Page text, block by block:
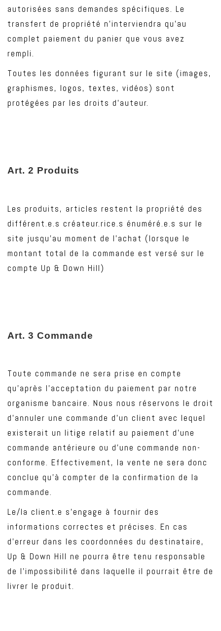
autorisées sans demandes spécifiques. Le
transfert de propriété n’interviendra qu’au
complet paiement du panier que vous avez
rempli.
Toutes les données figurant sur le site (images,
graphismes, logos, textes, vidéos) sont
protégées par les droits d’auteur.
Art. 2 Produits
Les produits, articles restent la propriété des
différent.e.s créateur.rice.s énuméré.e.s sur le
site jusqu’au moment de l’achat (lorsque le
montant total de la commande est versé sur le
compte Up & Down Hill)
Art. 3 Commande
Toute commande ne sera prise en compte
qu’après l’acceptation du paiement par notre
organisme bancaire. Nous nous réservons le droit
d’annuler une commande d’un client avec lequel
existerait un litige relatif au paiement d’une
commande antérieure ou d’une commande non-
conforme. Effectivement, la vente ne sera donc
conclue qu’à compter de la confirmation de la
commande.
Le/la client.e s’engage à fournir des
informations correctes et précises. En cas
d’erreur dans les coordonnées du destinataire,
Up & Down Hill ne pourra être tenu responsable
de l’impossibilité dans laquelle il pourrait être de
livrer le produit.